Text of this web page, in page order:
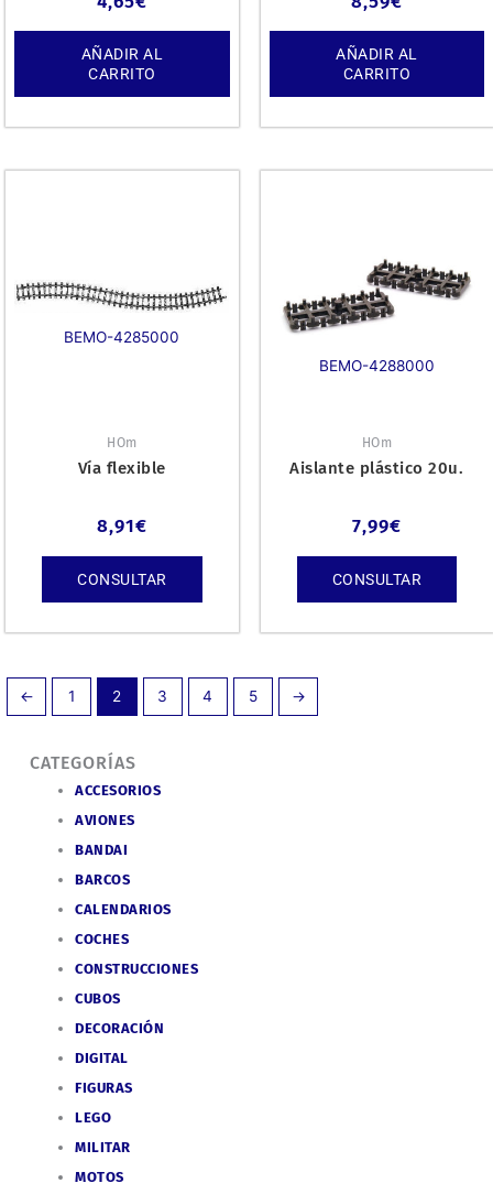
CATEGORÍAS
ACCESORIOS
AVIONES
BANDAI
BARCOS
CALENDARIOS
COCHES
CONSTRUCCIONES
CUBOS
DECORACIÓN
DIGITAL
FIGURAS
LEGO
MILITAR
MOTOS
AÑADIR AL
CARRITO
AÑADIR AL
CARRITO
BEMO-4285000
HOm
Vía flexible
8,91€
CONSULTAR
BEMO-4288000
HOm
Aislante plástico 20u.
7,99€
CONSULTAR
← 1 2 3 4 5 →